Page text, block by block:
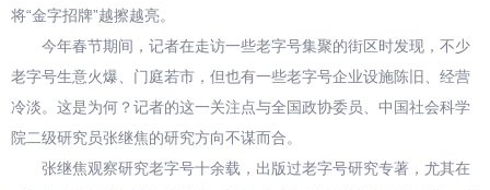
将“金字招牌”越擦越亮。
今年春节期间，记者在走访一些老字号集聚的街区时发现，不少
老字号生意火爆、门庭若市，但也有一些老字号企业设施陈旧、经营
冷淡。这是为何？记者的这一关注点与全国政协委员、中国社会科学
院二级研究员张继焦的研究方向不谋而合。
张继焦观察研究老字号十余载，出版过老字号研究专著，尤其在